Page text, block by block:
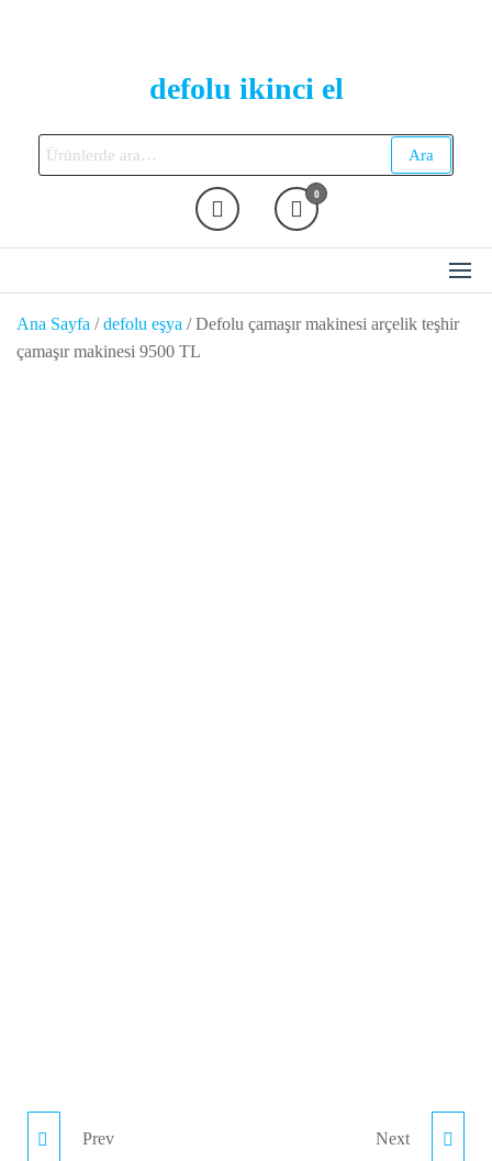
defolu ikinci el
Ara: Ara
0
Ana Sayfa /defolu eşya / Defolu çamaşır makinesi arçelik teşhir
çamaşır makinesi 9500 TL
IKINCI EL TRAPEZ SAC
Prev İKINCI EL DORSENext